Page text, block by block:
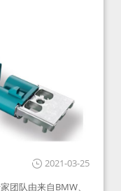
2021-03-25
团队由来自BMW、